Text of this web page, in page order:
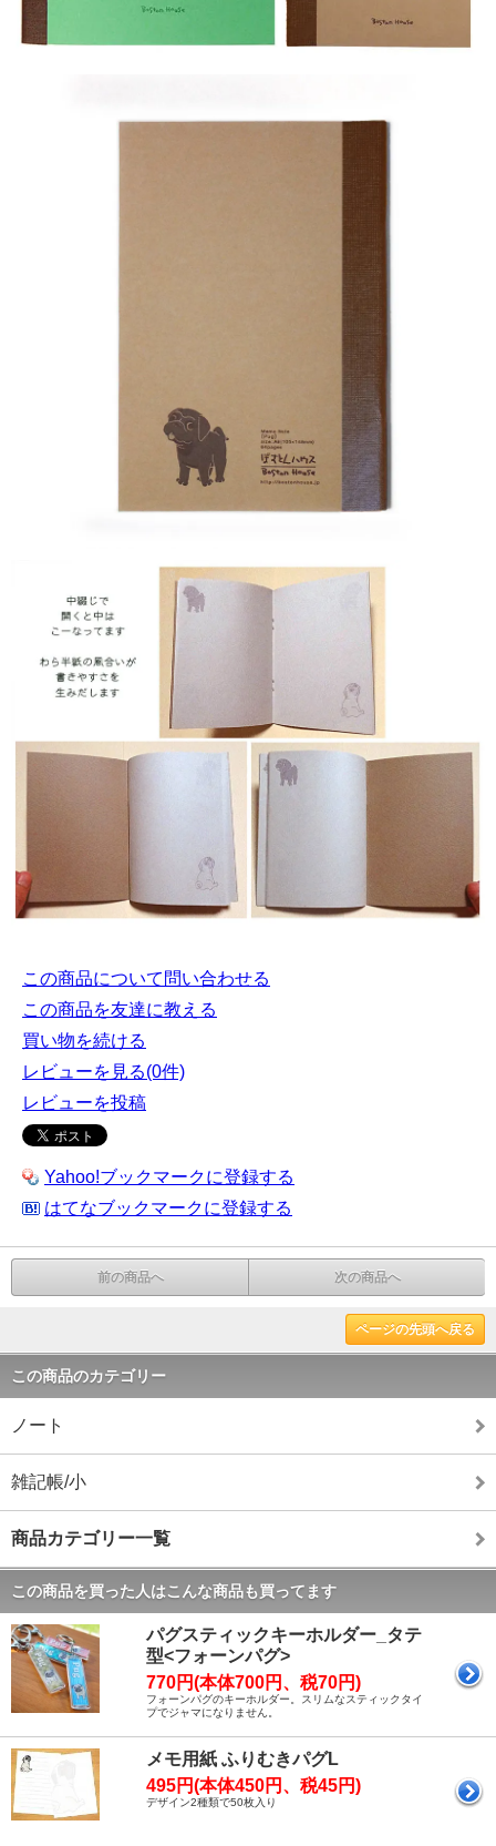
この商品について問い合わせる
この商品を友達に教える
買い物を続ける
レビューを見る(0件)
レビューを投稿
Yahoo!ブックマークに登録する
はてなブックマークに登録する
前の商品へ 次の商品へ
ページの先頭へ戻る
この商品のカテゴリー
ノート
雑記帳/小
商品カテゴリー一覧
この商品を買った人はこんな商品も買ってます
パグスティックキーホルダー_タテ
型<フォーンパグ>
770円(本体700円、税70円)
フォーンパグのキーホルダー。スリムなスティックタイ
プでジャマになりません。
メモ用紙 ふりむきパグL
495円(本体450円、税45円)
デザイン2種類で50枚入り